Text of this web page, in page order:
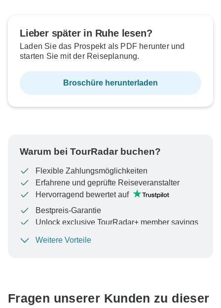
Lieber später in Ruhe lesen?
Laden Sie das Prospekt als PDF herunter und
starten Sie mit der Reiseplanung.
Broschüre herunterladen
Warum bei TourRadar buchen?
Flexible Zahlungsmöglichkeiten
Erfahrene und geprüfte Reiseveranstalter
Hervorragend bewertet auf
Bestpreis-Garantie
Unlock exclusive TourRadar+ member savings
Um Ihre Zahlung zu schützen und sicherzustellen,
Weitere Vorteile
Fragen unserer Kunden zu dieser